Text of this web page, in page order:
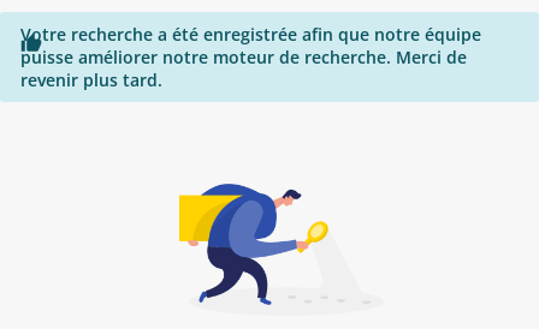

Votre recherche a été enregistrée afin que notre équipe
puisse améliorer notre moteur de recherche. Merci de
revenir plus tard.